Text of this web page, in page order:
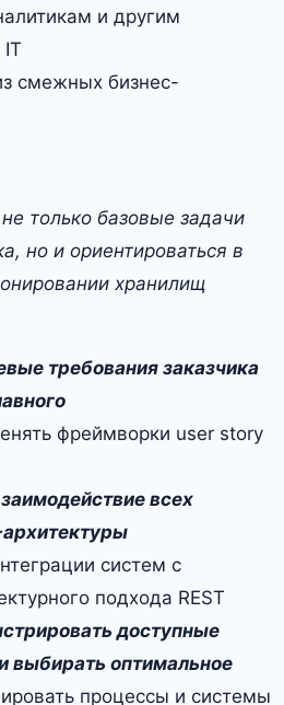
и другим
смежных бизнес-
только базовые задачи
но и ориентироваться в
хранилищ
требования заказчика
фреймворки user story
всех
систем с
подхода REST
доступные
выбирать оптимальное
процессы и системы